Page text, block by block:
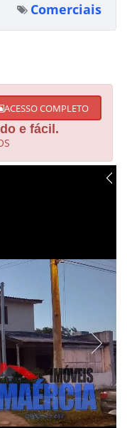
Comerciais
ACESSO COMPLETO
e fácil.